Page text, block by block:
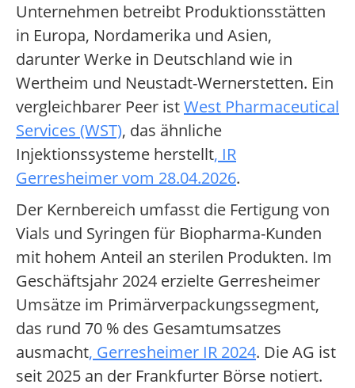
Unternehmen betreibt Produktionsstätten
in Europa, Nordamerika und Asien,
darunter Werke in Deutschland wie in
Wertheim und Neustadt-Wernerstetten. Ein
vergleichbarer Peer istWest Pharmaceutical
Services (WST), das ähnliche
Injektionssysteme herstellt, IR
Gerresheimer vom 28.04.2026.
Der Kernbereich umfasst die Fertigung von
Vials und Syringen für Biopharma-Kunden
mit hohem Anteil an sterilen Produkten. Im
Geschäftsjahr 2024 erzielte Gerresheimer
Umsätze im Primärverpackungssegment,
das rund 70 % des Gesamtumsatzes
ausmacht, Gerresheimer IR 2024. Die AG ist
seit 2025 an der Frankfurter Börse notiert.